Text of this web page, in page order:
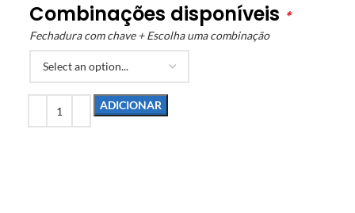
Combinações disponíveis *
Fechadura com chave + Escolha uma combinação
ADICIONAR